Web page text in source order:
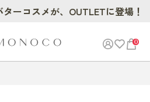
0
コスメが、OUTLETに登場！